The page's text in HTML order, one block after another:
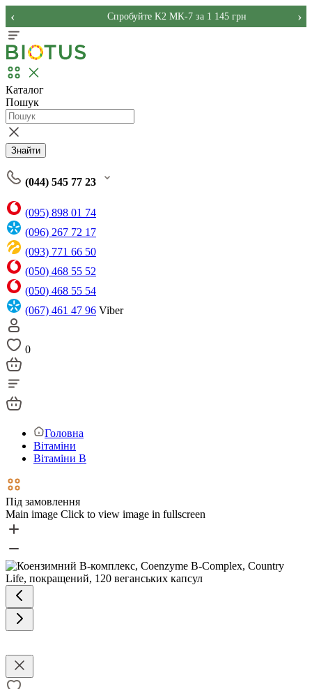
Спробуйте K2 MK-7 за 1 145 грн
‹ ›
Каталог
Пошук
Знайти
(044) 545 77 23
(095) 898 01 74
(096) 267 72 17
(093) 771 66 50
(050) 468 55 52
(050) 468 55 54
(067) 461 47 96 Viber
0
Головна
Вітаміни
Вітаміни В
Під замовлення
Main image Click to view image in fullscreen